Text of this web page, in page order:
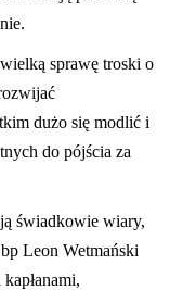
sprawę troski o
dużo się modlić i
do pójścia za
świadkowie wiary,
Leon Wetmański